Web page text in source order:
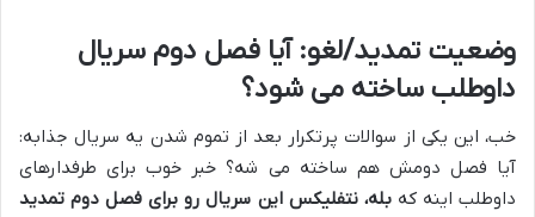
وضعیت تمدید/لغو: آیا فصل دوم سریال
داوطلب ساخته می شود؟
خب، این یکی از سوالات پرتکرار بعد از تموم شدن یه سریال جذابه:
آیا فصل دومش هم ساخته می شه؟ خبر خوب برای طرفدارهای
داوطلب اینه کهبله، نتفلیکس این سریال رو برای فصل دوم تمدید